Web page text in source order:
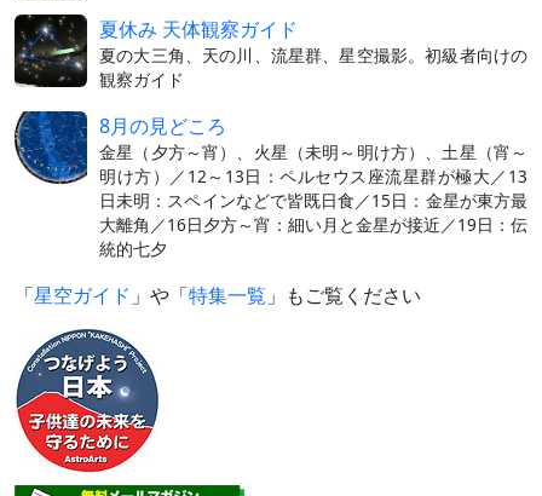
夏休み 天体観察ガイド
夏の大三角、天の川、流星群、星空撮影。初級者向けの
観察ガイド
8月の見どころ
金星（夕方～宵）、火星（未明～明け方）、土星（宵～
明け方）／12～13日：ペルセウス座流星群が極大／13
日未明：スペインなどで皆既日食／15日：金星が東方最
大離角／16日夕方～宵：細い月と金星が接近／19日：伝
統的七夕
「星空ガイド 」や「特集一覧 」もご覧ください